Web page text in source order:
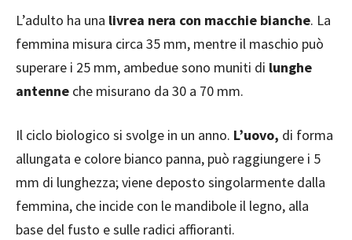
L’adulto ha una livrea nera con macchie bianche. La
femmina misura circa 35 mm, mentre il maschio può
superare i 25 mm, ambedue sono muniti di lunghe
antenne che misurano da 30 a 70 mm.
Il ciclo biologico si svolge in un anno. L’uovo, di forma
allungata e colore bianco panna, può raggiungere i 5
mm di lunghezza; viene deposto singolarmente dalla
femmina, che incide con le mandibole il legno, alla
base del fusto e sulle radici affioranti.